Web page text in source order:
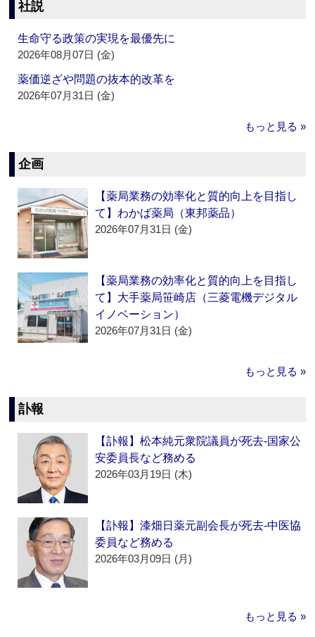
社説
生命守る政策の実現を最優先に
2026年08月07日 (金)
薬価逆ざや問題の抜本的改革を
2026年07月31日 (金)
もっと見る »
企画
【薬局業務の効率化と質的向上を目指し
て】わかば薬局（東邦薬品）
2026年07月31日 (金)
【薬局業務の効率化と質的向上を目指し
て】大手薬局笹崎店（三菱電機デジタル
イノベーション）
2026年07月31日 (金)
もっと見る »
訃報
【訃報】松本純元衆院議員が死去‐国家公
安委員長など務める
2026年03月19日 (木)
【訃報】漆畑日薬元副会長が死去‐中医協
委員など務める
2026年03月09日 (月)
もっと見る »